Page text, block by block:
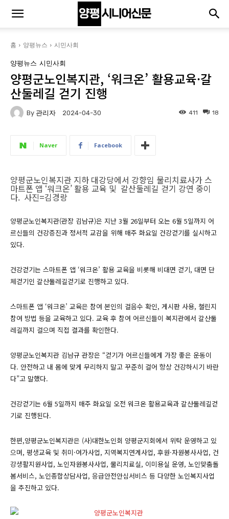
홈 양평뉴스 시민사회
양평뉴스 시민사회
양평군노인복지관, ‘워크온’ 활용교육·갈
산둘레길 걷기 진행
By 관리자 2024-04-30 18
411
Naver Facebook
양평군노인복지관 지하 대강당에서 강향임 물리치료사가 스
마트폰 앱 ‘워크온’ 활용 교육 및 갈산둘레길 걷기 강연 중이
다. 사진=김경랑
양평군노인복지관(관장 김남규)은 지난 3월 26일부터 오는 6월 5일까지 어
르신들의 건강증진과 정서적 교감을 위해 매주 화요일 건강걷기를 실시하고
있다.
건강걷기는 스마트폰 앱 ‘워크온’ 활용 교육을 비롯해 비대면 걷기, 대면 단
체걷기인 갈산둘레길걷기로 진행하고 있다.
스마트폰 앱 ‘워크온’ 교육은 참여 본인의 걸음수 확인, 게시판 사용, 챌린지
참여 방법 등을 교육하고 있다. 교육 후 참여 어르신들이 복지관에서 갈산둘
레길까지 걸으며 직접 결과를 확인한다.
양평군노인복지관 김남규 관장은 “걷기가 어르신들에게 가장 좋은 운동이
다. 안전하고 내 몸에 맞게 무리하지 말고 꾸준히 걸어 항상 건강하시기 바란
다”고 말했다.
건강걷기는 6월 5일까지 매주 화요일 오전 워크온 활용교육과 갈산둘레길걷
기로 진행된다.
한편,양평군노인복지관은 (사)대한노인회 양평군지회에서 위탁 운영하고 있
으며, 평생교육 및 취미·여가사업, 지역복지연계사업, 후원·자원봉사사업, 건
강생활지원사업, 노인자원봉사사업, 물리치료실, 이미용실 운영, 노인맞춤돌
봄서비스, 노인종합상담사업, 응급안전안심서비스 등 다양한 노인복지사업
을 추진하고 있다.